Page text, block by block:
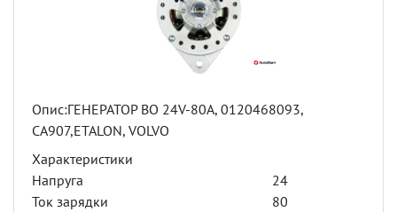
Опис:ГЕНЕРАТОР BO 24V-80A, 0120468093,
CA907,ETALON, VOLVO
Характеристики
Напруга
24
Ток зарядки
80